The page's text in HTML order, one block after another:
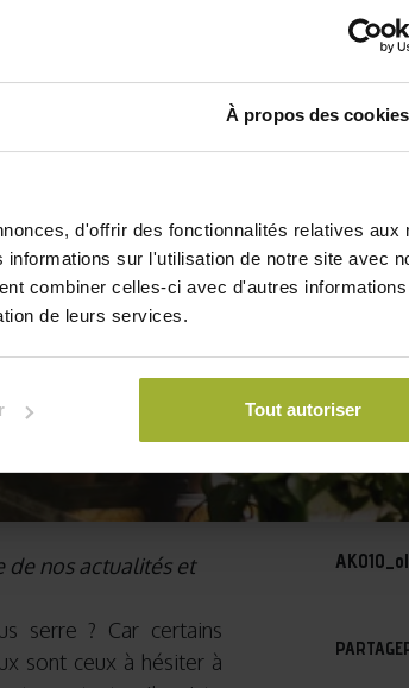
À propos des cookies
d'offrir des fonctionnalités relatives aux
sur l'utilisation de notre site avec
combiner celles-ci avec d'autres
de leurs services.
Tout autoriser
nos actualités et
serre ? Car certains
sont ceux à hésiter à